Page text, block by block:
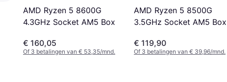
AMD Ryzen 5 8600G
4.3GHz Socket AM5 Box
€ 160,05
Of 3 betalingen van € 53,35/mnd.
AMD Ryzen 5 8500G
3.5GHz Socket AM5 Box
€ 119,90
Of 3 betalingen van € 39,96/mnd.